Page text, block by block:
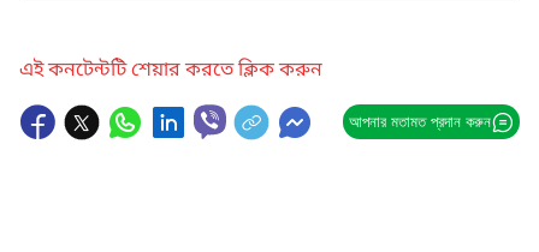
এই কনটেন্টটি শেয়ার করতে ক্লিক করুন
আপনার মতামত প্রদান করুন